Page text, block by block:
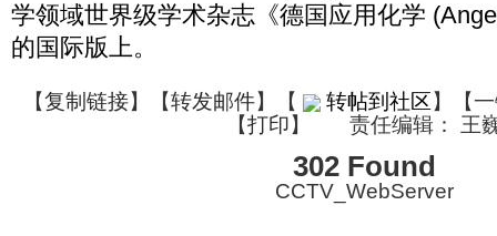
学领域世界级学术杂志《德国应用化学
的国际版上。
【复制链接】【转发邮件】 【 转帖到社区】【
【打印】 责任编辑： 王
302 Found
CCTV_WebServer